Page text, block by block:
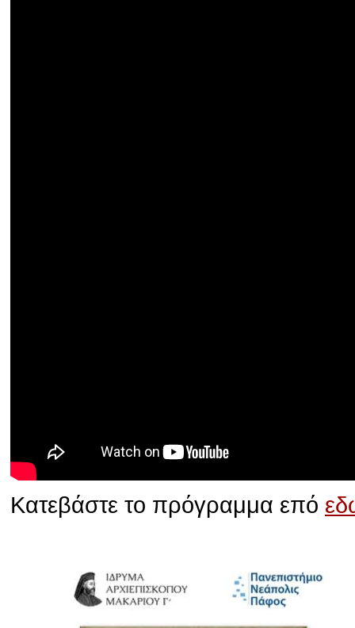
Κατεβάστε το πρόγραμμα επό